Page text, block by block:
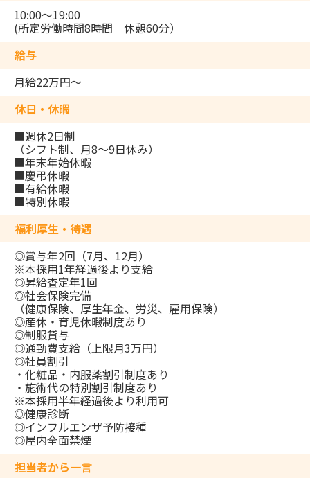
10:00～19:00
(所定労働時間8時間 休憩60分）
給与
月給22万円～
休日・休暇
■週休2日制
（シフト制、月8～9日休み）
■年末年始休暇
■慶弔休暇
■有給休暇
■特別休暇
福利厚生・待遇
◎賞与年2回（7月、12月）
※本採用1年経過後より支給
◎昇給査定年1回
◎社会保険完備
（健康保険、厚生年金、労災、雇用保険）
◎産休・育児休暇制度あり
◎制服貸与
◎通勤費支給（上限月3万円）
◎社員割引
・化粧品・内服薬割引制度あり
・施術代の特別割引制度あり
※本採用半年経過後より利用可
◎健康診断
◎インフルエンザ予防接種
◎屋内全面禁煙
担当者から一言